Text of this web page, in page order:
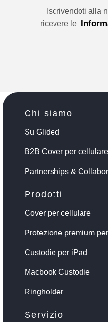
Iscrivendoti alla
ricevere le
Chi siamo
Su Glided
B2B Cover per cellulare
Partnerships &
Prodotti
Cover per cellulare
Protezione premium
Custodie per iPad
Macbook Custodie
Ringholder
Servizio